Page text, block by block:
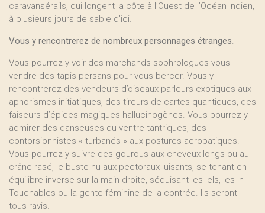
caravansérails, qui longent la côte à l’Ouest de l’Océan Indien,
à plusieurs jours de sable d’ici.
Vous y rencontrerez de nombreux personnages étranges.
Vous pourrez y voir des marchands sophrologues vous
vendre des tapis persans pour vous bercer. Vous y
rencontrerez des vendeurs d’oiseaux parleurs exotiques aux
aphorismes initiatiques, des tireurs de cartes quantiques, des
faiseurs d’épices magiques hallucinogènes. Vous pourrez y
admirer des danseuses du ventre tantriques, des
contorsionnistes « turbanés » aux postures acrobatiques.
Vous pourrez y suivre des gourous aux cheveux longs ou au
crâne rasé, le buste nu aux pectoraux luisants, se tenant en
équilibre inverse sur la main droite, séduisant les Iels, les In-
Touchables ou la gente féminine de la contrée. Ils seront
tous ravis.